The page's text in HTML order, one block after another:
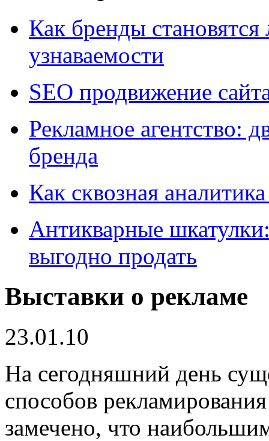
Как бренды
узнаваемости
SEO продвижение
Рекламное агентство:
бренда
Как сквозная
Антикварные
выгодно продать
Выставки о рекламе
23.01.10
На сегодняшний день
способов
замечено, что